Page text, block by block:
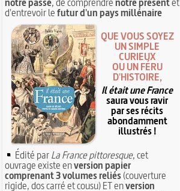
d'entrevoir lefutur d'un pays millénaire
QUE VOUS SOYEZ
UN SIMPLE
CURIEUX
OU UN FÉRU
D'HISTOIRE,
Il était une France
saura vous ravir
par ses récits
abondamment
illustrés !
Édité parLa France pittoresque, cet
ouvrage existe enversion papier
comprenant 3 volumes reliés(couverture
rigide, dos carré et cousu) ET enversion